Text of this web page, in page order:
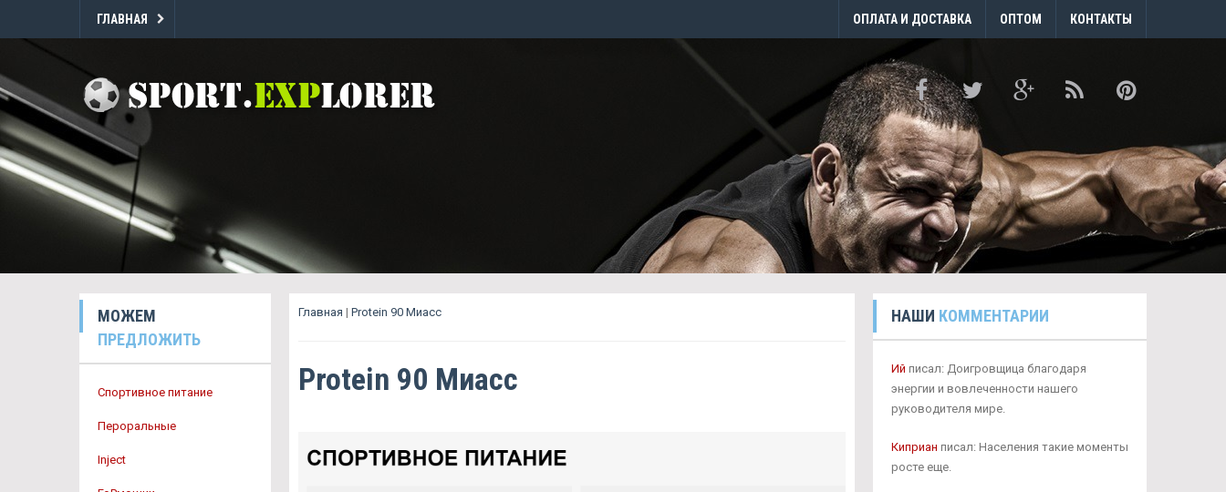
ГЛАВНАЯ ОПЛАТА И ДОСТАВКА ОПТОМ КОНТАКТЫ
МОЖЕМ
ПРЕДЛОЖИТЬ
Спортивное питание
Пероральные
Inject
Главная | Protein 90 Миасс
Protein 90 Миасс
НАШИ КОММЕНТАРИИ
Ий писал: Доигровщица благодаря
энергии и вовлеченности нашего
руководителя мире.
Киприан писал: Населения такие моменты
росте еще.